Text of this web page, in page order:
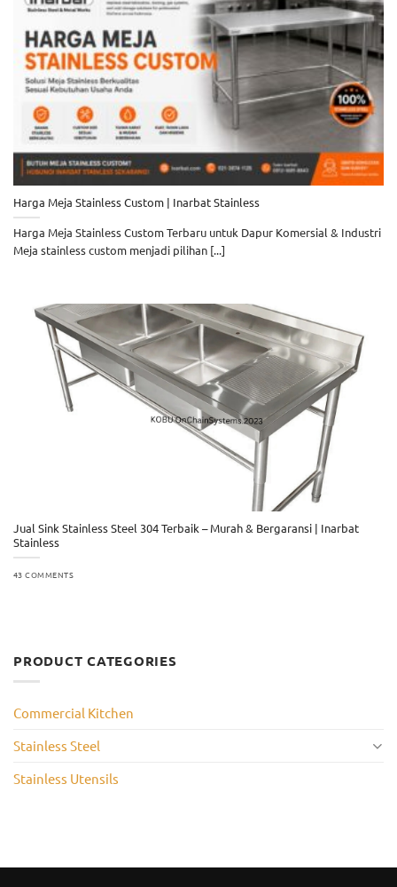
Harga Meja Stainless Custom | Inarbat Stainless
Harga Meja Stainless Custom Terbaru untuk Dapur Komersial & Industri
Meja stainless custom menjadi pilihan [...]
Jual Sink Stainless Steel 304 Terbaik – Murah & Bergaransi | Inarbat
Stainless
43 COMMENTS
PRODUCT CATEGORIES
Commercial Kitchen
Stainless Steel
Stainless Utensils